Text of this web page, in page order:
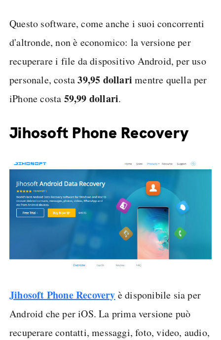
Questo software, come anche i suoi concorrenti
d'altronde, non è economico: la versione per
recuperare i file da dispositivo Android, per uso
personale, costa39,95 dollari mentre quella per
iPhone costa 59,99 dollari.
Jihosoft Phone Recovery
Jihosoft Phone Recovery è disponibile sia per
Android che per iOS. La prima versione può
recuperare contatti, messaggi, foto, video, audio,